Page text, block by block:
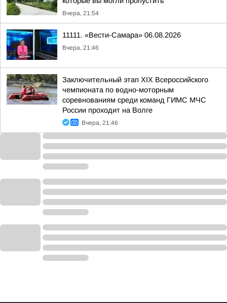
Вчера, 21:54
11111. «Вести-Самара» 06.08.2026
Вчера, 21:46
Заключительный этап XIХ Всероссийского
чемпионата по водно-моторным
соревнованиям среди команд ГИМС МЧС
России проходит на Волге
Вчера, 21:46